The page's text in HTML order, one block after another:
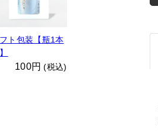
ト包装【瓶1本
100円(税込)